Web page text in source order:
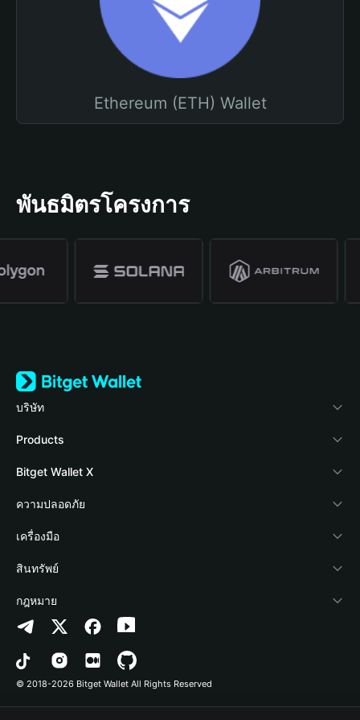
Ethereum (ETH) Wallet
พันธมิตรโครงการ
บริษัท
เกี่ยวกับ Bitget Wallet
Blog
Academy
ข่าวสารด้านคริปโต
ศูนย์ช่วยเหลือ
ติดต่อเรา
ทรัพยากรข้อมูลของแบรนด์
อาชีพ
Products
Crypto Card
Stablecoin Earn
Payfi Crypto
Crypto Swap API
Altcoin Season Index
Prediction Markets
DApp
Bitget Wallet X
นักพัฒนา
เชื่อมต่อ Wallet
Bitget Wallet Pay
ลิสต์โปรเจกต์
ความปลอดภัย
Protection Fund
เทคโนโลยีความปลอดภัย
เครื่องมือ
ซื้อคริปโต
การตรวจจับการอนุญาต
การตรวจจับสัญญา
การโอนเป็นชุด
สินทรัพย์
Arbitrum
Avalanche
Bitcoin
กฎหมาย
นโยบายความเป็นส่วนตัว
ข้อตกลงในการใช้บริการ
© 2018-2026 Bitget Wallet All Rights Reserved